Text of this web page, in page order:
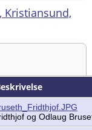
Kristiansund,
og Odlaug